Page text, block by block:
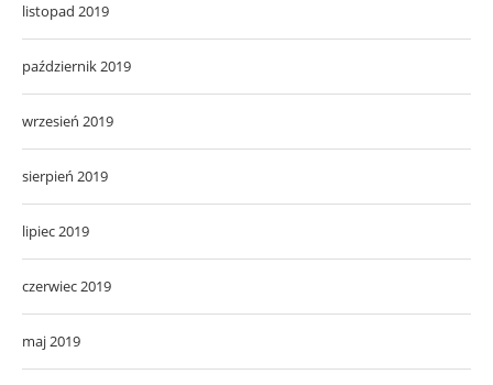
listopad 2019
październik 2019
wrzesień 2019
sierpień 2019
lipiec 2019
czerwiec 2019
maj 2019